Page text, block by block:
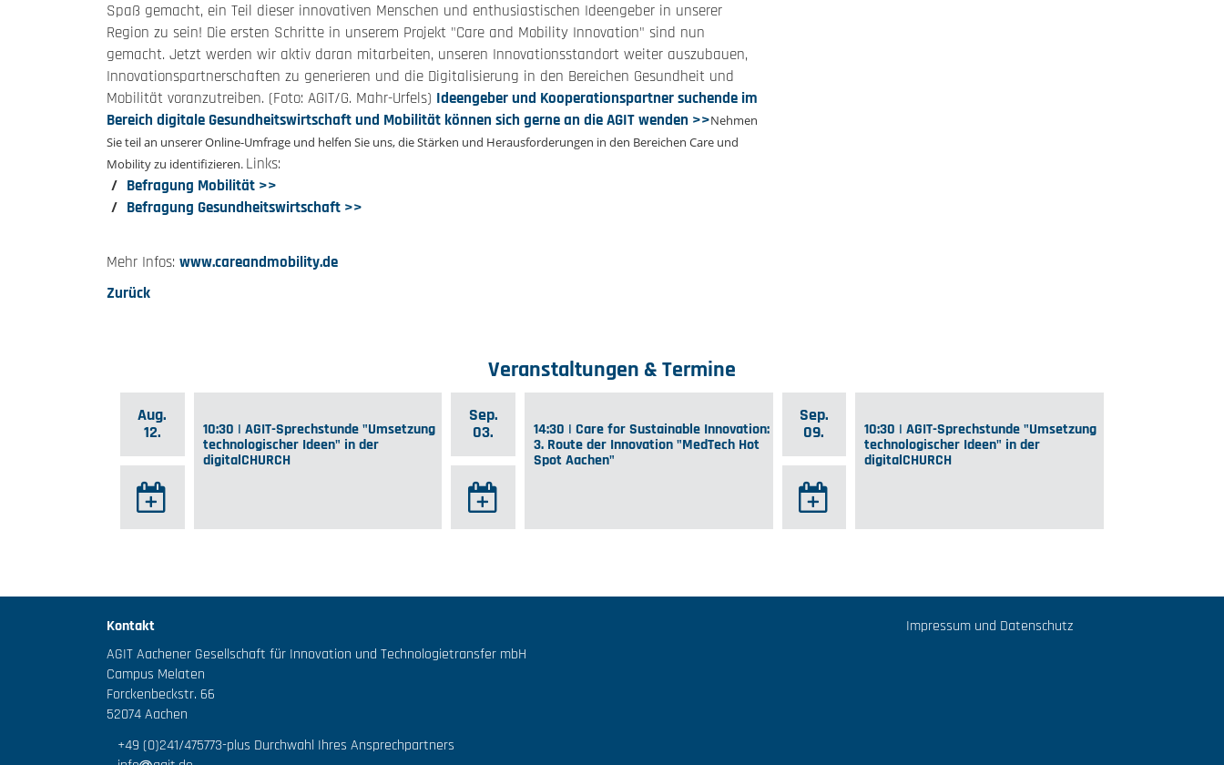
Spaß gemacht, ein Teil dieser innovativen Menschen und enthusiastischen Ideengeber in unserer
Region zu sein! Die ersten Schritte in unserem Projekt "Care and Mobility Innovation" sind nun
gemacht. Jetzt werden wir aktiv daran mitarbeiten, unseren Innovationsstandort weiter auszubauen,
Innovationspartnerschaften zu generieren und die Digitalisierung in den Bereichen Gesundheit und
Mobilität voranzutreiben. (Foto: AGIT/G. Mahr-Urfels) Ideengeber und Kooperationspartner suchende im
Bereich digitale Gesundheitswirtschaft und Mobilität können sich gerne an die AGIT wenden >>Nehmen
Sie teil an unserer Online-Umfrage und helfen Sie uns, die Stärken und Herausforderungen in den Bereichen Care und
Mobility zu identifizieren. Links:
Befragung Mobilität >>
Befragung Gesundheitswirtschaft >>
Mehr Infos: www.careandmobility.de
Zurück
Veranstaltungen & Termine
Aug.
12.
10:30 | AGIT-Sprechstunde "Umsetzung
technologischer Ideen" in der
digitalCHURCH
Sep.
03.
14:30 | Care for Sustainable Innovation:
3. Route der Innovation "MedTech Hot
Spot Aachen"
Sep.
09.
10:30 | AGIT-Sprechstunde "Umsetzung
technologischer Ideen" in der
digitalCHURCH
Kontakt
AGIT Aachener Gesellschaft für Innovation und Technologietransfer mbH
Campus Melaten
Forckenbeckstr. 66
52074 Aachen
+49 (0)241/475773-plus Durchwahl Ihres Ansprechpartners
Impressum und Datenschutz